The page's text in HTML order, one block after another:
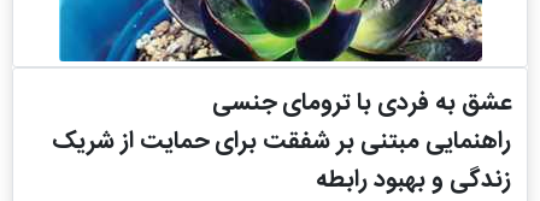
عشق به فردی با ترومای جنسی
راهنمایی مبتنی بر شفقت برای حمایت از شریک
زندگی و بهبود رابطه